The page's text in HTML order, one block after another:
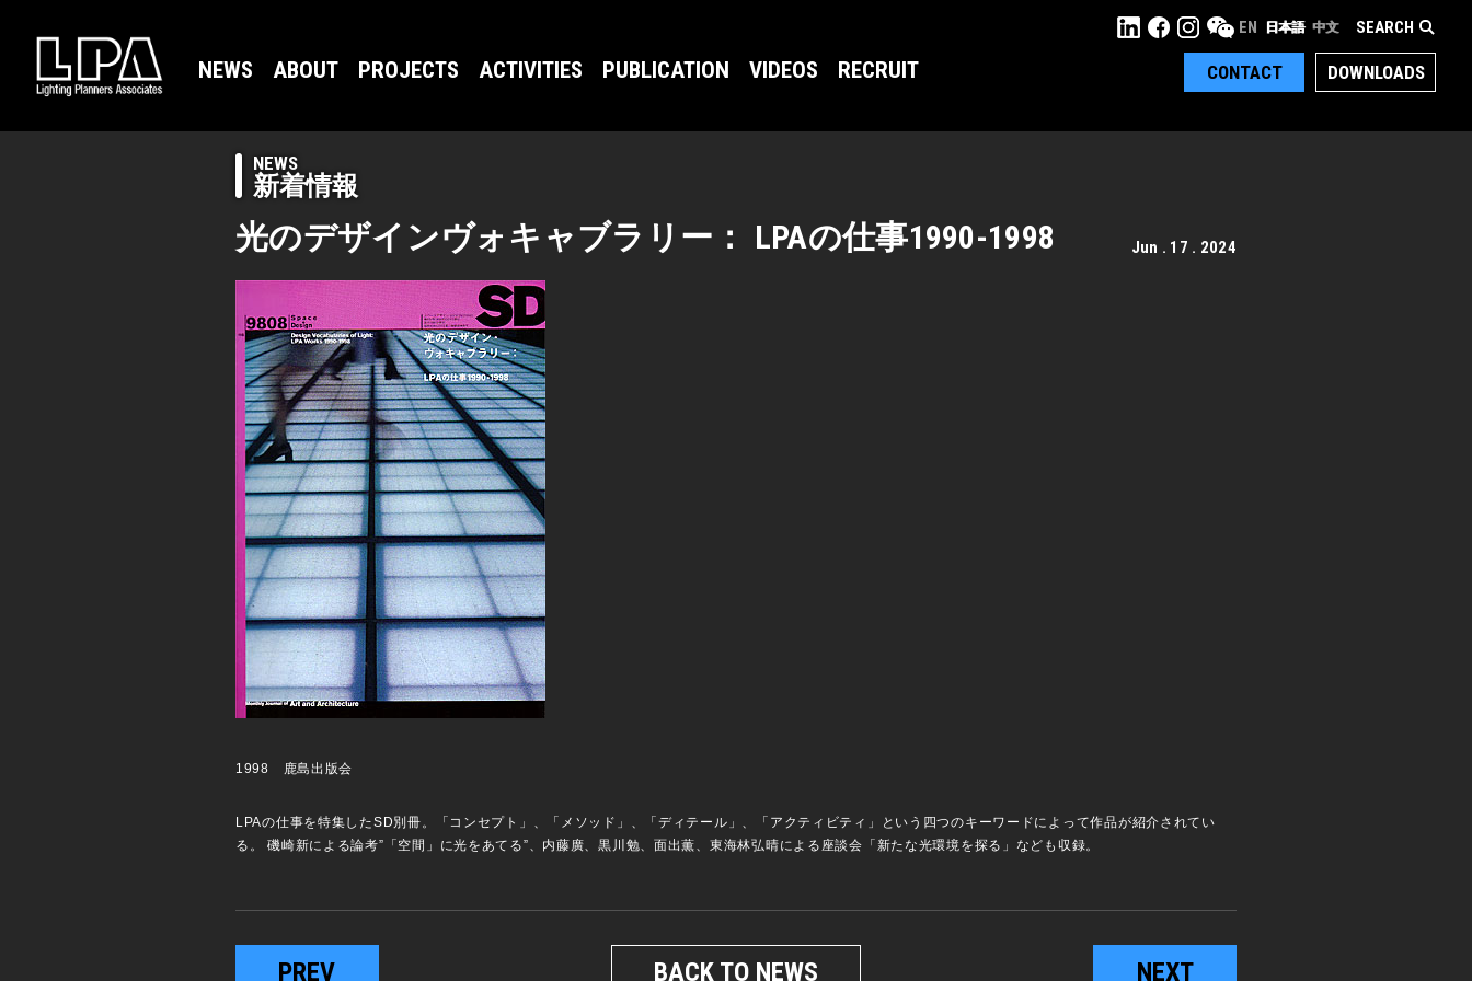
NEWS ABOUT PROJECTS ACTIVITIES PUBLICATION VIDEOS RECRUIT DOWNLOADS
CONTACT
SEARCH
EN 日本語 中文
NEWS
新着情報
光のデザインヴォキャブラリー： LPAの仕事1990-1998 Jun . 17 . 2024
1998 鹿島出版会
LPAの仕事を特集したSD別冊。「コンセプト」、「メソッド」、「ディテール」、「アクティビティ」という四つのキーワードによって作品が紹介されてい
る。 磯崎新による論考”「空間」に光をあてる”、内藤廣、黒川勉、面出薫、東海林弘晴による座談会「新たな光環境を探る」なども収録。
PREV NEXT
BACK TO NEWS